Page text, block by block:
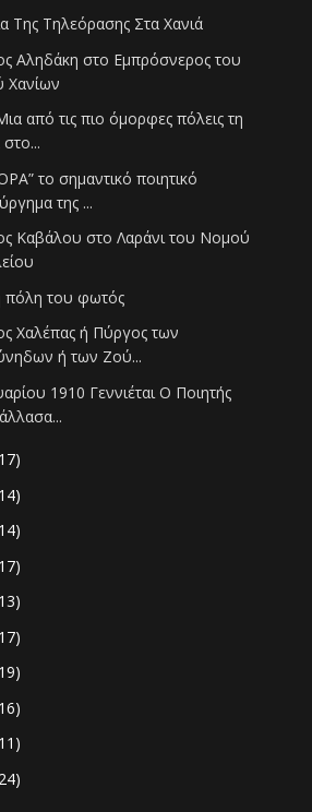
Της Τηλεόρασης Στα Χανιά
Αληδάκη στο Εμπρόσνερος του
Χανίων
από τις πιο όμορφες πόλεις τη
το σημαντικό ποιητικό
της ...
Καβάλου στο Λαράνι του Νομού
πόλη του φωτός
Χαλέπας ή Πύργος των
ή των Ζού...
1910 Γεννιέται Ο Ποιητής